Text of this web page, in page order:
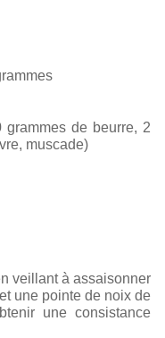
de beurre, 2
muscade)
veillant à assaisonner
une pointe de noix de
une consistance